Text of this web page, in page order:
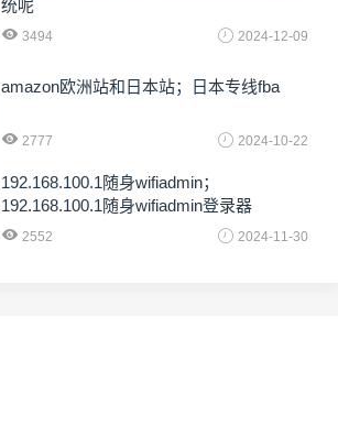
统呢
3494 2024-12-09
amazon欧洲站和日本站；日本专线fba
2777 2024-10-22
192.168.100.1随身wifiadmin；
192.168.100.1随身wifiadmin登录器
2552 2024-11-30